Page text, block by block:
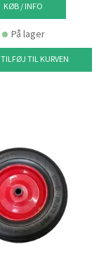
KØB / INFO
På lager
TILFØJ TIL KURVEN